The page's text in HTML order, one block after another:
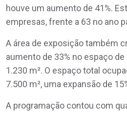
houve um aumento de 41%.
empresas, frente a 63 no ano
A área de exposição também
aumento de 33% no espaço
1.230 m². O espaço total
7.500 m², uma expansão de
A programação contou com